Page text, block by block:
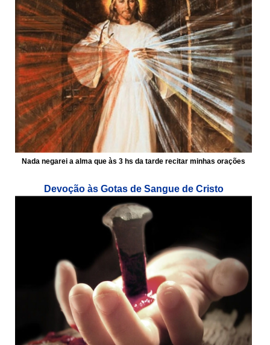
Nada negarei a alma que às 3 hs da tarde recitar minhas orações
Devoção às Gotas de Sangue de Cristo